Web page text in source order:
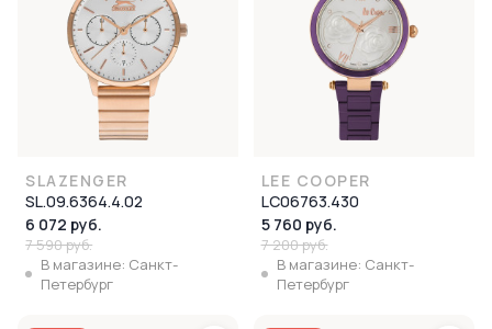
SLAZENGER
SL.09.6364.4.02
6 072 руб.
7 590 руб.
В магазине: Санкт-
Петербург
LEE COOPER
LC06763.430
5 760 руб.
7 200 руб.
В магазине: Санкт-
Петербург